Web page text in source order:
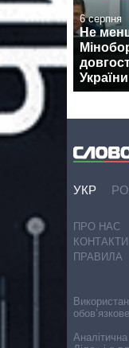
6 серпня
Не
УКР
ПРО НАС
КОНТАКТИ
ПРАВИЛА